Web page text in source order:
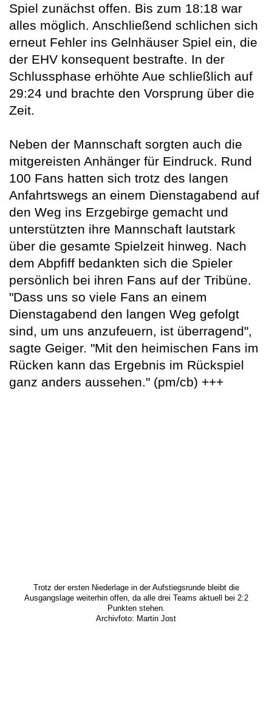
Spiel zunächst offen. Bis zum 18:18 war
alles möglich. Anschließend schlichen sich
erneut Fehler ins Gelnhäuser Spiel ein, die
der EHV konsequent bestrafte. In der
Schlussphase erhöhte Aue schließlich auf
29:24 und brachte den Vorsprung über die
Zeit.
Neben der Mannschaft sorgten auch die
mitgereisten Anhänger für Eindruck. Rund
100 Fans hatten sich trotz des langen
Anfahrtswegs an einem Dienstagabend auf
den Weg ins Erzgebirge gemacht und
unterstützten ihre Mannschaft lautstark
über die gesamte Spielzeit hinweg. Nach
dem Abpfiff bedankten sich die Spieler
persönlich bei ihren Fans auf der Tribüne.
"Dass uns so viele Fans an einem
Dienstagabend den langen Weg gefolgt
sind, um uns anzufeuern, ist überragend",
sagte Geiger. "Mit den heimischen Fans im
Rücken kann das Ergebnis im Rückspiel
ganz anders aussehen." (pm/cb) +++
Trotz der ersten Niederlage in der Aufstiegsrunde bleibt die
Ausgangslage weiterhin offen, da alle drei Teams aktuell bei 2:2
Punkten stehen.
Archivfoto: Martin Jost